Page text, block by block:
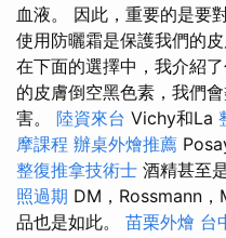
血液。 因此，重要的是要
使用防曬霜是保護我們的
在下面的選擇中，我介紹
的皮膚倒空黑色素，我們
害。 陸資來台 Vichy和La
摩課程 辦桌外燴推薦
整復推拿技術士 酒精甚至
照過期 DM，Rossmann
品也是如此。 苗栗外燴 台